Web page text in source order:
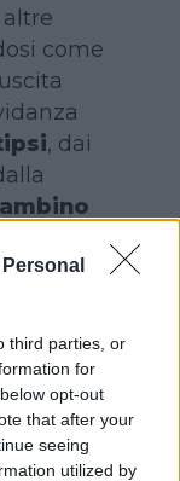
third parties, or
for
opt-out
that after your
seeing
utilized by
come
, dai
in
é
e
cibi